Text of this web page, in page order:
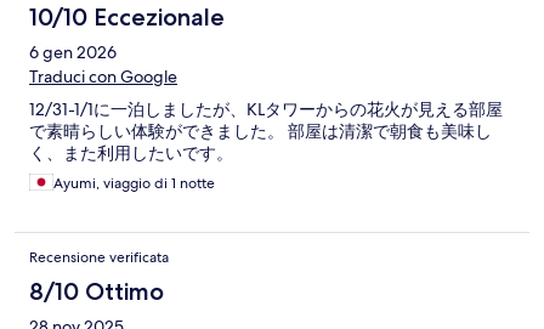
10/10 Eccezionale
6 gen 2026
Traduci con Google
12/31-1/1に一泊しましたが、KLタワーからの花火が見える部屋
で素晴らしい体験ができました。 部屋は清潔で朝食も美味し
く、また利用したいです。
Ayumi, viaggio di 1 notte
Recensione verificata
8/10 Ottimo